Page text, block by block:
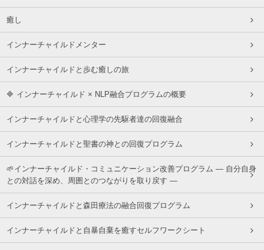
癒し
インナーチャイルドメンター
インナーチャイルドと歩む癒しの旅
🔷 インナーチャイルド × NLP融合プログラムの概要
インナーチャイルドと心理学の先駆者達の回復融合
インナーチャイルドと聖書の神との回復プログラム
🌱インナーチャイルド・コミュニケーション改善プログラム ― 自分自身
との対話を深め、周囲とのつながりを取り戻す ―
インナーチャイルドと森田療法の融合回復プログラム
インナーチャイルドと自暴自棄を癒すセルフワークシート